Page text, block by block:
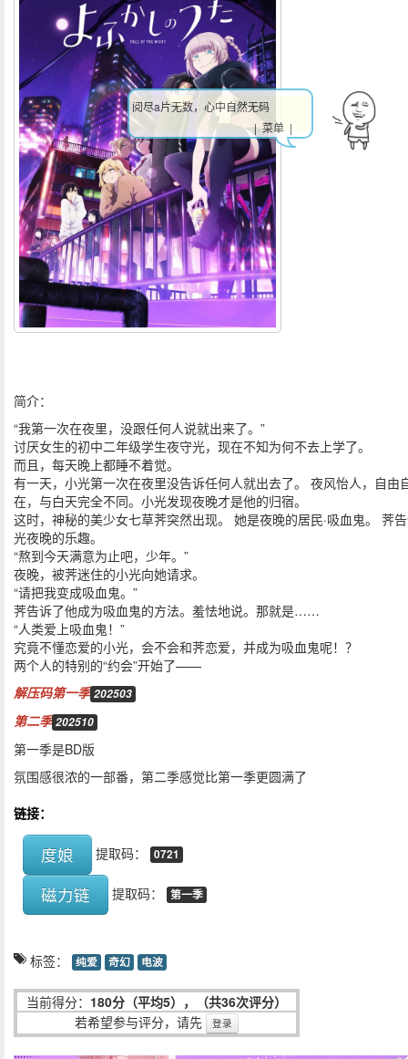
简介：
“我第一次在夜里，没跟任何人说就出来了。”
讨厌女生的初中二年级学生夜守光，现在不知为何不去上学了。
而且，每天晚上都睡不着觉。
有一天，小光第一次在夜里没告诉任何人就出去了。 夜风怡人，自由
在，与白天完全不同。小光发现夜晚才是他的归宿。
这时，神秘的美少女七草荠突然出现。 她是夜晚的居民·吸血鬼。 荠
光夜晚的乐趣。
“熬到今天满意为止吧，少年。”
夜晚，被荠迷住的小光向她请求。
“请把我变成吸血鬼。”
荠告诉了他成为吸血鬼的方法。羞怯地说。那就是……
“人类爱上吸血鬼！”
究竟不懂恋爱的小光，会不会和荠恋爱，并成为吸血鬼呢！？
两个人的特别的“约会”开始了——
解压码第一季 202503
第二季 202510
第一季是BD版
氛围感很浓的一部番，第二季感觉比第一季更圆满了
链接：
度娘 提取码： 0721
磁力链 提取码： 第一季
标签： 纯爱 奇幻 电波
当前得分： 180分（平均5），（共36次评分）
若希望参与评分，请先
登录
阅尽a片无数，心中自然无码
| 菜单 |